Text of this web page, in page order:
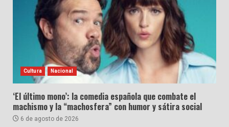
Cultura Nacional
‘El último mono’: la comedia española que combate el
machismo y la “machosfera” con humor y sátira social
6 de agosto de 2026